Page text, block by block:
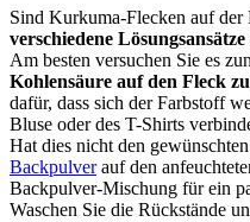
Sind Kurkuma-Flecken auf der
verschiedene Lösungsansätze
Am besten versuchen Sie es
Kohlensäure auf den Fleck
dafür, dass sich der Farbstoff
Bluse oder des T-Shirts
Hat dies nicht den
Backpulverauf den
Backpulver-Mischung für ein
Waschen Sie die Rückstände